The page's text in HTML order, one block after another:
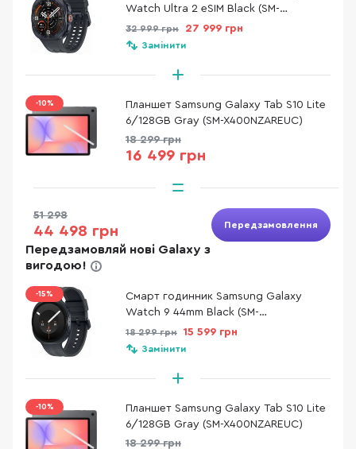
Watch Ultra 2 eSIM Black (SM-
L715FZKASEK)
32 999 грн 27 999 грн
Замінити
-10%
Планшет Samsung Galaxy Tab S10 Lite
6/128GB Gray (SM-X400NZAREUC)
18 299 грн
16 499 грн
51 298
44 498 грн Передзамовлення
Передзамовляй нові Galaxy з
вигодою!
-15%
Смарт годинник Samsung Galaxy
Watch 9 44mm Black (SM-
L350NZKASEK)
18 299 грн 15 599 грн
Замінити
-10%
Планшет Samsung Galaxy Tab S10 Lite
6/128GB Gray (SM-X400NZAREUC)
18 299 грн